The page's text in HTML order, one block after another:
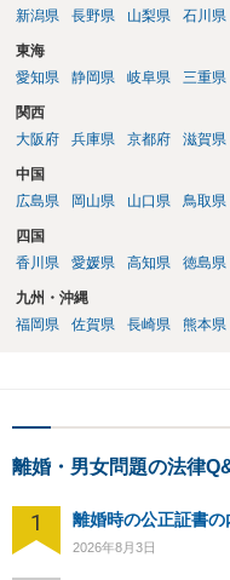
新潟県
長野県 山梨県 石川県
東海
愛知県
静岡県 岐阜県 三重県
関西
大阪府
兵庫県 京都府 滋賀県
中国
広島県
岡山県 山口県 鳥取県
四国
香川県
愛媛県 高知県 徳島県
九州・沖縄
福岡県
佐賀県 長崎県 熊本県
離婚・男女問題の法律
1 離婚時の公正証書の
2026年8月3日